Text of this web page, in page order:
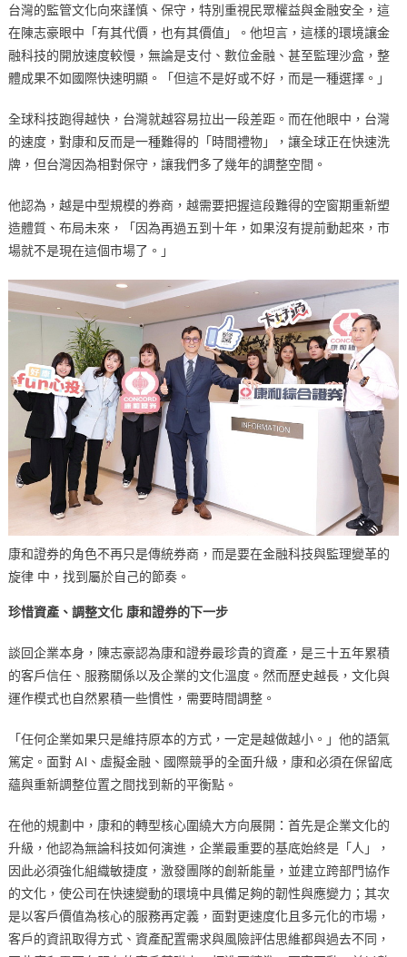
台灣的監管文化向來謹慎、保守，特別重視民眾權益與金融安全，這
在陳志豪眼中「有其代價，也有其價值」。他坦言，這樣的環境讓金
融科技的開放速度較慢，無論是支付、數位金融、甚至監理沙盒，整
體成果不如國際快速明顯。「但這不是好或不好，而是一種選擇。」
全球科技跑得越快，台灣就越容易拉出一段差距。而在他眼中，台灣
的速度，對康和反而是一種難得的「時間禮物」，讓全球正在快速洗
牌，但台灣因為相對保守，讓我們多了幾年的調整空間。
他認為，越是中型規模的券商，越需要把握這段難得的空窗期重新塑
造體質、布局未來，「因為再過五到十年，如果沒有提前動起來，市
場就不是現在這個市場了。」
康和證券的角色不再只是傳統券商，而是要在金融科技與監理變革的
旋律 中，找到屬於自己的節奏。
珍惜資產、調整文化 康和證券的下一步
談回企業本身，陳志豪認為康和證券最珍貴的資產，是三十五年累積
的客戶信任、服務關係以及企業的文化溫度。然而歷史越長，文化與
運作模式也自然累積一些慣性，需要時間調整。
「任何企業如果只是維持原本的方式，一定是越做越小。」他的語氣
篤定。面對 AI、虛擬金融、國際競爭的全面升級，康和必須在保留底
蘊與重新調整位置之間找到新的平衡點。
在他的規劃中，康和的轉型核心圍繞大方向展開：首先是企業文化的
升級，他認為無論科技如何演進，企業最重要的基底始終是「人」，
因此必須強化組織敏捷度，激發團隊的創新能量，並建立跨部門協作
的文化，使公司在快速變動的環境中具備足夠的韌性與應變力；其次
是以客戶價值為核心的服務再定義，面對更速度化且多元化的市場，
客戶的資訊取得方式、資產配置需求與風險評估思維都與過去不同，